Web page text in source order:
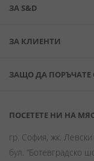
ЗА S&D
ЗА КЛИЕНТИ
ЗАЩО ДА ПОРЪЧАТЕ
ПОСЕТЕТЕ НИ НА
гр. София, жк. Левски
бул. “Ботевградско